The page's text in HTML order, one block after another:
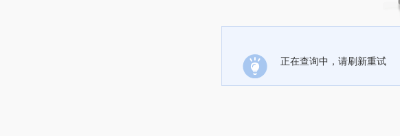
正在查询中，请刷新重试